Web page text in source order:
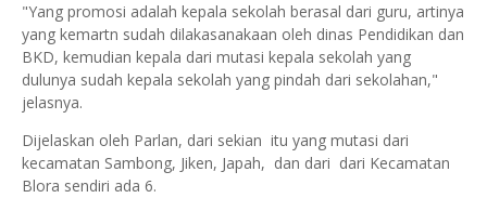
"Yang promosi adalah kepala sekolah berasal dari guru, artinya
yang kemartn sudah dilakasanakaan oleh dinas Pendidikan dan
BKD, kemudian kepala dari mutasi kepala sekolah yang
dulunya sudah kepala sekolah yang pindah dari sekolahan,"
jelasnya.
Dijelaskan oleh Parlan, dari sekian itu yang mutasi dari
kecamatan Sambong, Jiken, Japah, dan dari dari Kecamatan
Blora sendiri ada 6.